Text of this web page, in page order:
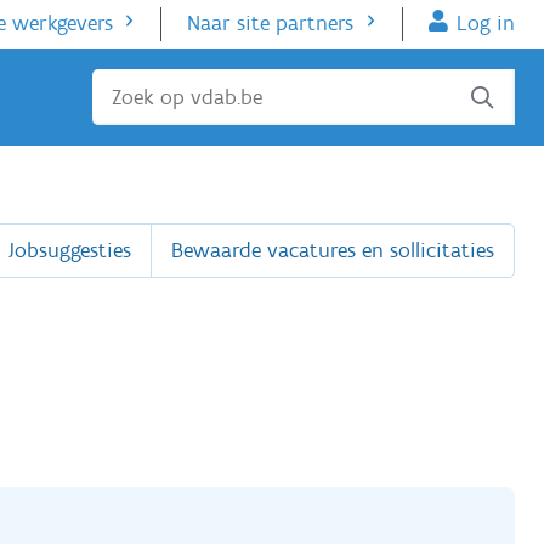
werkgevers Naar site partners Log in
Sluiten
Jobsuggesties Bewaarde vacatures en sollicitaties